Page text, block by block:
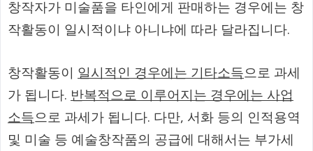
창작자가 미술품을 타인에게 판매하는 경우에는 창
작활동이 일시적이냐 아니냐에 따라 달라집니다.
창작활동이 일시적인 경우에는 기타소득으로 과세
가 됩니다. 반복적으로 이루어지는 경우에는 사업
소득으로 과세가 됩니다. 다만, 서화 등의 인적용역
및 미술 등 예술창작품의 공급에 대해서는 부가세